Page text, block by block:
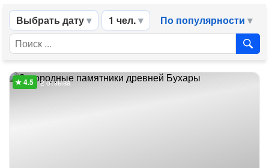
Выбрать дату 1 чел. По популярности
2 отзыва